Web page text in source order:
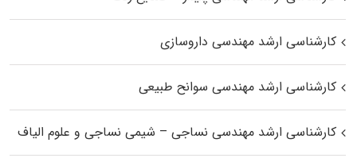
کارشناسی ارشد مهندسی داروسازی
کارشناسی ارشد مهندسی سوانح طبیعی
کارشناسی ارشد مهندسی نساجی – شیمی نساجی و علوم الیاف